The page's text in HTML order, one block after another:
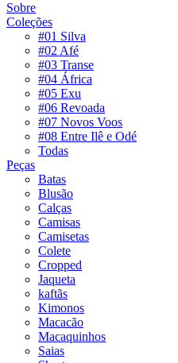
Sobre
Coleções
#01 Silva
#02 Afé
#03 Transe
#04 África
#05 Exu
#06 Revoada
#07 Novos Voos
#08 Entre Ilê e Odé
Todas
Peças
Batas
Blusão
Calças
Camisas
Camisetas
Colete
Cropped
Jaqueta
kaftãs
Kimonos
Macacão
Macaquinhos
Saias